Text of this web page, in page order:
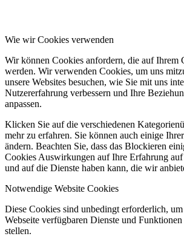
Wie wir Cookies verwenden
Wir können Cookies anfordern, die auf Ihrem
werden. Wir verwenden Cookies, um uns
unsere Websites besuchen, wie Sie mit uns
Nutzererfahrung verbessern und Ihre
anpassen.
Klicken Sie auf die verschiedenen
mehr zu erfahren. Sie können auch einige
ändern. Beachten Sie, dass das Blockieren
Cookies Auswirkungen auf Ihre Erfahrung auf
und auf die Dienste haben kann, die wir
Notwendige Website Cookies
Diese Cookies sind unbedingt erforderlich,
Webseite verfügbaren Dienste und
stellen.